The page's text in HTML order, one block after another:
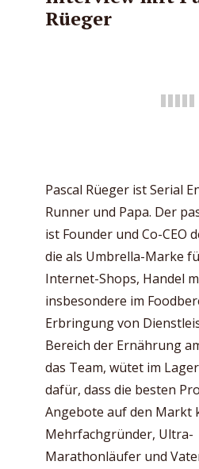
Rüeger
Pascal Rüeger ist Serial
Runner und Papa. Der
ist Founder und Co-CEO
die als Umbrella-Marke
Internet-Shops, Handel
insbesondere im
Erbringung von
Bereich der Ernährung
das Team, wütet im
dafür, dass die besten
Angebote auf den Markt
Mehrfachgründer, Ultra-
Marathonläufer und